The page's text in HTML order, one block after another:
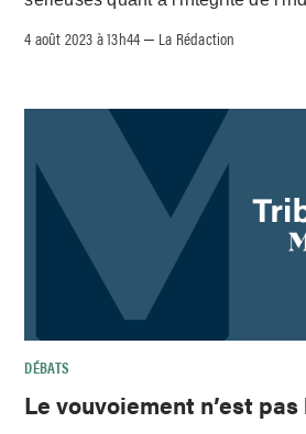
4 août 2023 à 13h44 – La Rédaction
DÉBATS
Le vouvoiement n’est